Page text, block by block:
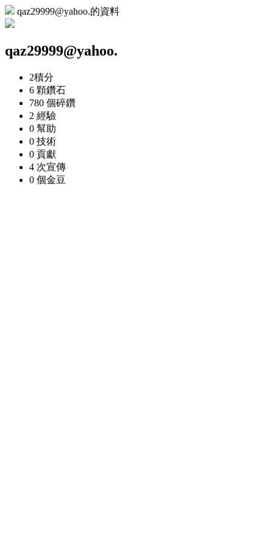
qaz29999@yahoo.的資料
qaz29999@yahoo.
2積分
6 顆鑽石
780 個碎鑽
2 經驗
0 幫助
0 技術
0 貢獻
4 次宣傳
0 個金豆